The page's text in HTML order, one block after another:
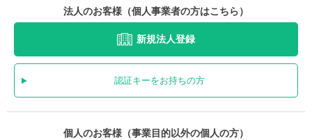
法人のお客様（個人事業者の方はこちら）
新規法人登録
認証キーをお持ちの方
個人のお客様（事業目的以外の個人の方）